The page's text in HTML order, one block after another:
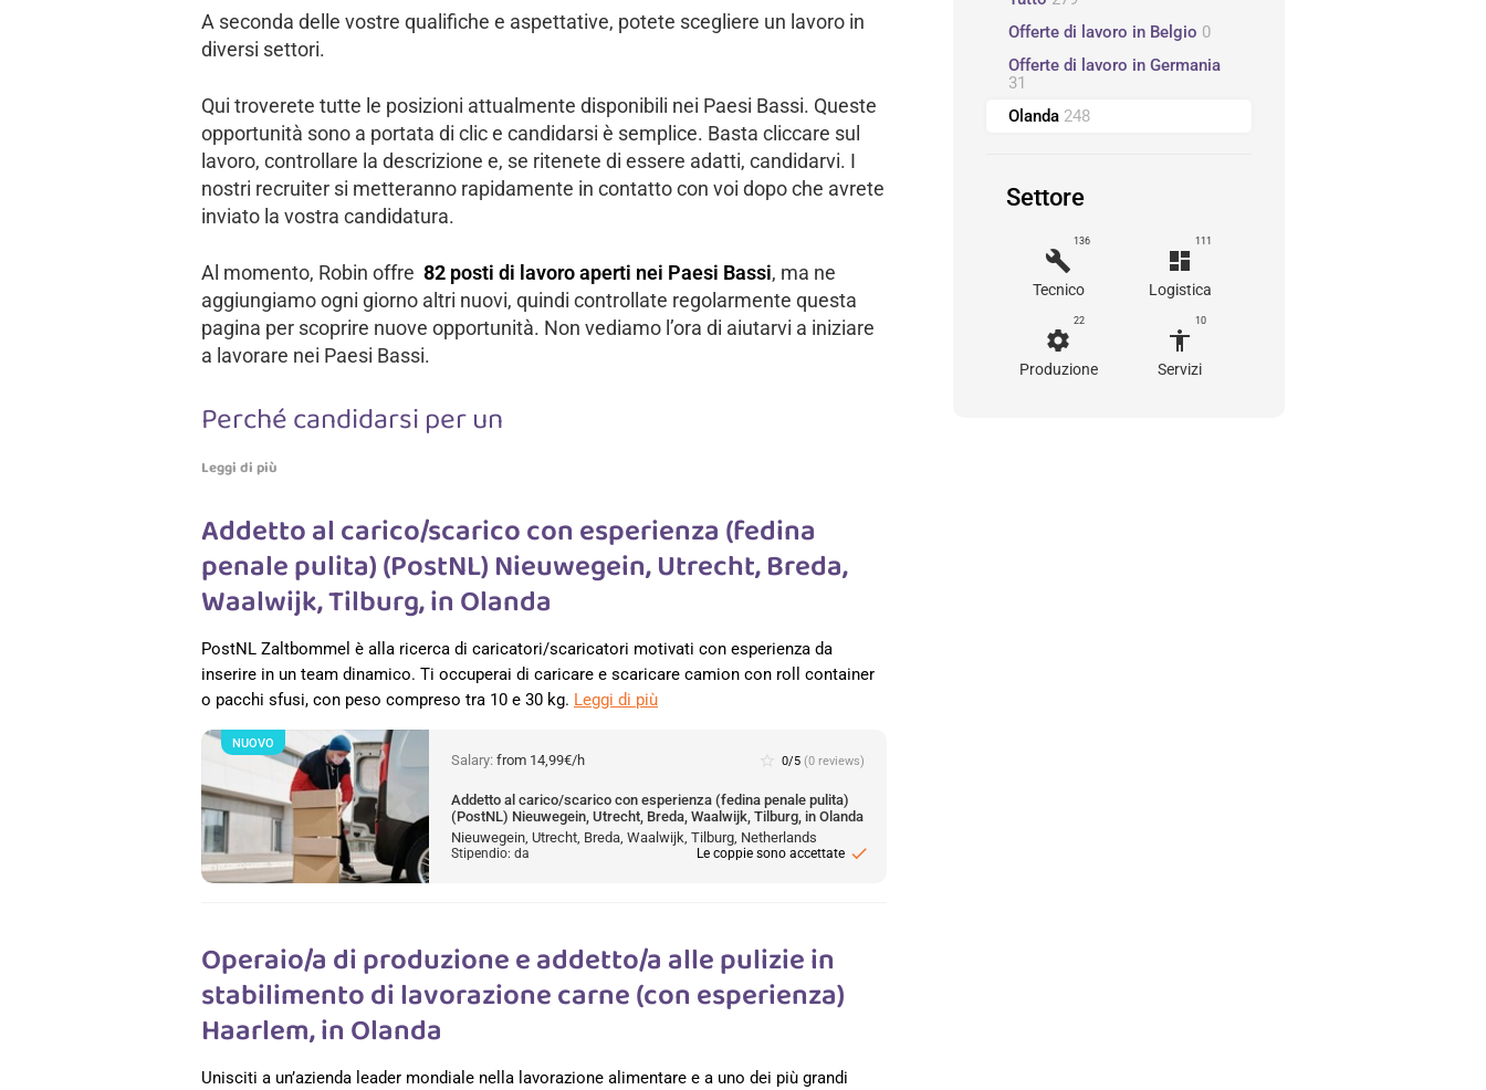
A seconda delle vostre qualifiche e aspettative, potete scegliere un lavoro in
diversi settori.
Qui troverete tutte le posizioni attualmente disponibili nei Paesi Bassi. Queste
opportunità sono a portata di clic e candidarsi è semplice. Basta cliccare sul
lavoro, controllare la descrizione e, se ritenete di essere adatti, candidarvi. I
nostri recruiter si metteranno rapidamente in contatto con voi dopo che avrete
inviato la vostra candidatura.
Al momento, Robin offre 82 posti di lavoro aperti nei Paesi Bassi, ma ne
aggiungiamo ogni giorno altri nuovi, quindi controllate regolarmente questa
pagina per scoprire nuove opportunità. Non vediamo l’ora di aiutarvi a iniziare
a lavorare nei Paesi Bassi.
Perché candidarsi per un
Leggi di più
Addetto al carico/scarico con esperienza (fedina
penale pulita) (PostNL) Nieuwegein, Utrecht, Breda,
Waalwijk, Tilburg, in Olanda
PostNL Zaltbommel è alla ricerca di caricatori/scaricatori motivati con esperienza da
inserire in un team dinamico. Ti occuperai di caricare e scaricare camion con roll container
o pacchi sfusi, con peso compreso tra 10 e 30 kg. Leggi di più
Salary: from 14,99€/h star_border 0/5 (0 reviews)
Addetto al carico/scarico con esperienza (fedina penale pulita)
(PostNL) Nieuwegein, Utrecht, Breda, Waalwijk, Tilburg, in Olanda
Nieuwegein, Utrecht, Breda, Waalwijk, Tilburg, Netherlands
Stipendio: da Le coppie sono accettate check
NUOVO
Operaio/a di produzione e addetto/a alle pulizie in
stabilimento di lavorazione carne (con esperienza)
Haarlem, in Olanda
Unisciti a un’azienda leader mondiale nella lavorazione alimentare e a uno dei più grandi
Offerte di lavoro in Belgio 0
Offerte di lavoro in Germania
31
Olanda 248
Settore
136
build
Tecnico
111
dashboard
Logistica
22
settings
Produzione
10
accessibility
Servizi